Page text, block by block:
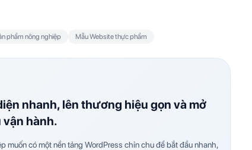
phẩm nông nghiệp Mẫu Website thực phẩm
nhanh, lên thương hiệu gọn và mở
vận hành.
muốn có một nền tảng WordPress chỉn chu để bắt đầu nhanh,